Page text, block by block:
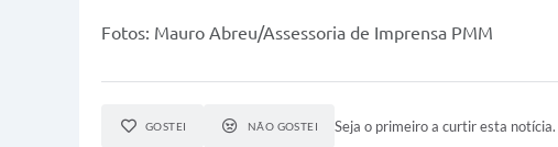
Fotos: Mauro Abreu/Assessoria de Imprensa PMM
GOSTEI NÃO GOSTEI Seja o primeiro a curtir esta notícia.